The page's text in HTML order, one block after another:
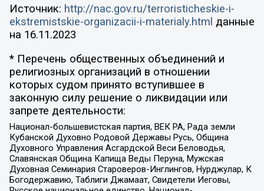
Источник: http://nac.gov.ru/terroristicheskie-i-
ekstremistskie-organizacii-i-materialy.html данные
на 16.11.2023
* Перечень общественных объединений и
религиозных организаций в отношении
которых судом принято вступившее в
законную силу решение о ликвидации или
запрете деятельности:
Национал-большевистская партия, ВЕК РА, Рада земли
Кубанской Духовно Родовой Державы Русь, Община
Духовного Управления Асгардской Веси Беловодья,
Славянская Община Капища Веды Перуна, Мужская
Духовная Семинария Староверов-Инглингов, Нурджулар, К
Богодержавию, Таблиги Джамаат, Свидетели Иеговы,